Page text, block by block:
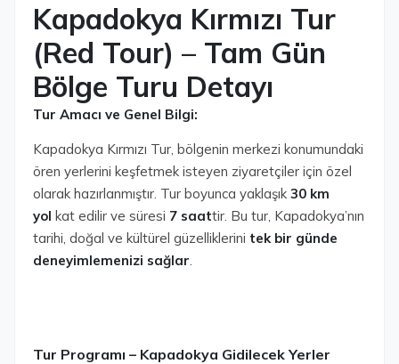
Kapadokya Kırmızı Tur
(Red Tour) – Tam Gün
Bölge Turu Detayı
Tur Amacı ve Genel Bilgi:
Kapadokya Kırmızı Tur, bölgenin merkezi konumundaki
ören yerlerini keşfetmek isteyen ziyaretçiler için özel
olarak hazırlanmıştır. Tur boyunca yaklaşık 30 km
yol kat edilir ve süresi 7 saattir. Bu tur, Kapadokya’nın
tarihi, doğal ve kültürel güzelliklerini tek bir günde
deneyimlemenizi sağlar.
Tur Programı – Kapadokya Gidilecek Yerler